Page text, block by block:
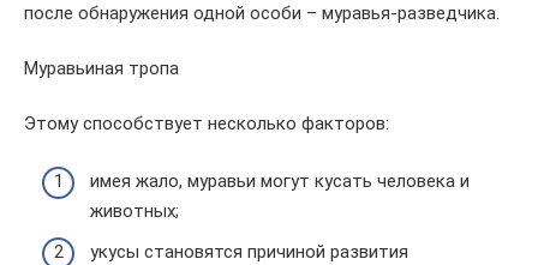
после обнаружения одной особи – муравья-разведчика.
Муравьиная тропа
Этому способствует несколько факторов:
имея жало, муравьи могут кусать человека и
животных;
укусы становятся причиной развития